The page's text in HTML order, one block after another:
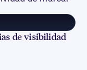
de visibilidad